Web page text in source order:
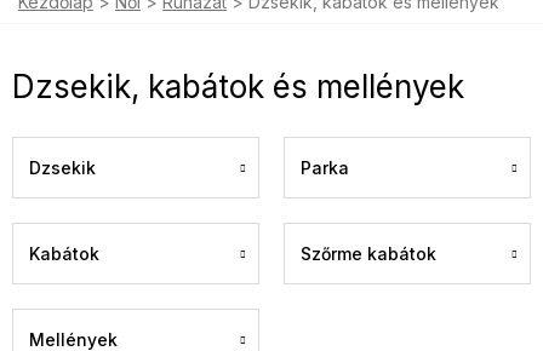
Dzsekik, kabátok és mellények
Dzsekik Parka
Kabátok Szőrme kabátok
Mellények